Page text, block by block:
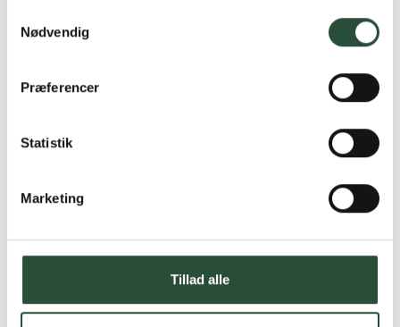
Nødvendig
Præferencer
Statistik
Marketing
Tillad alle